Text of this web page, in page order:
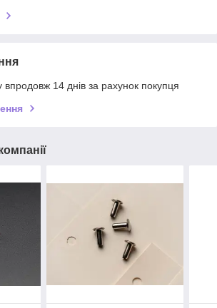
14 днів за рахунок покупця